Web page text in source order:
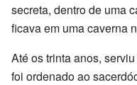
secreta, dentro de uma
ficava em uma caverna
Até os trinta anos,
foi ordenado ao